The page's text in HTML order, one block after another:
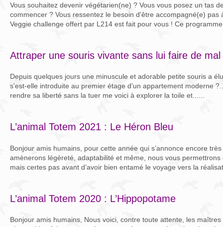
Vous souhaitez devenir végétarien(ne) ? Vous vous posez un tas
commencer ? Vous ressentez le besoin d'être accompagné(e) pas
Veggie challenge offert par L214 est fait pour vous ! Ce
Attraper une souris vivante sans lui faire de mal
Depuis quelques jours une minuscule et adorable petite souris a
s'est-elle introduite au premier étage d'un appartement moderne
rendre sa liberté sans la tuer me voici à explorer la toile et......
L’animal Totem 2021 : Le Héron Bleu
Bonjour amis humains, pour cette année qui s’annonce encore
amènerons légèreté, adaptabilité et même, nous vous
mais certes pas avant d’avoir bien entamé le voyage vers la
L’animal Totem 2020 : L’Hippopotame
Bonjour amis humains, Nous voici, contre toute attente, les maîtres